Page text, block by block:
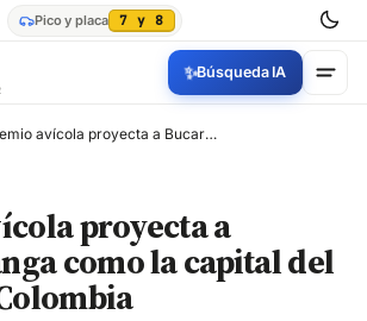
Pico y placa 7 y 8
✨Búsqueda IA
Gremio avícola proyecta a Bucaramanga como la capital del sector en Colombia
proyecta a
como la capital del